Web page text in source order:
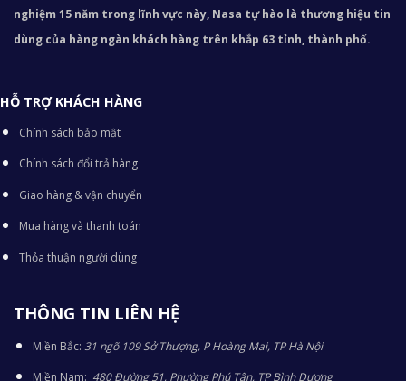
nghiệm 15 năm trong lĩnh vực này, Nasa tự hào là thương hiệu tin
dùng của hàng ngàn khách hàng trên khắp 63 tỉnh, thành phố.
HỖ TRỢ KHÁCH HÀNG
Chính sách bảo mật
Chính sách đổi trả hàng
Giao hàng & vận chuyển
Mua hàng và thanh toán
Thỏa thuận người dùng
THÔNG TIN LIÊN HỆ
Miền Bắc: 31 ngõ 109 Sở Thượng, P Hoàng Mai, TP Hà Nội
Miền Nam: 480 Đường 51, Phường Phú Tân, TP Bình Dương